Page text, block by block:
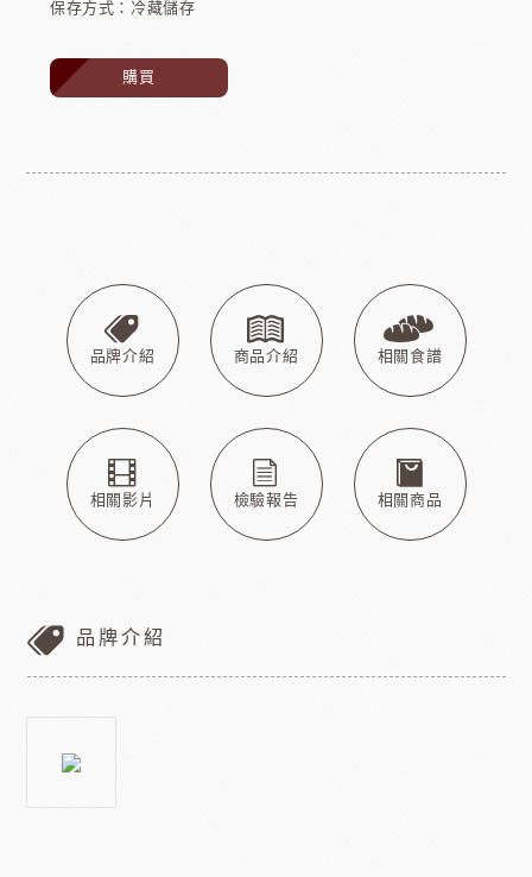
保存方式：冷藏儲存
購買
品牌介紹 商品介紹 相關食譜
相關影片 檢驗報告 相關商品
品牌介紹